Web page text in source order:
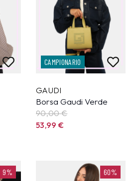
CAMPIONARIO
GAUDI
Borsa Gaudi Verde
90,00 €
53,99€
9% 60%